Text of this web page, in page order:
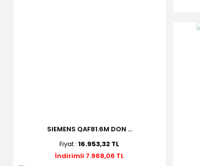
SIEMENS QAF81.6M DON ...
Fiyat :16.953,32 TL
İndirimli 7.968,06 TL